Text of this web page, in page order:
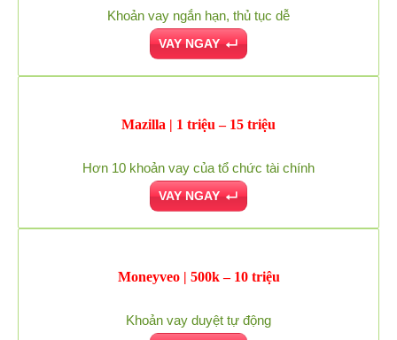
Khoản vay ngắn hạn, thủ tục dễ
VAY NGAY
Mazilla | 1 triệu – 15 triệu
Hơn 10 khoản vay của tổ chức tài chính
VAY NGAY
Moneyveo | 500k – 10 triệu
Khoản vay duyệt tự động